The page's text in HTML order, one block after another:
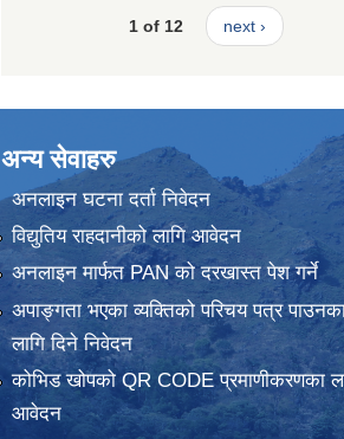
1 of 12 next ›
अन्य सेवाहरु
अनलाइन घटना दर्ता निवेदन
विद्युतिय राहदानीको लागि आवेदन
अनलाइन मार्फत PAN को दरखास्त पेश गर्ने
अपाङ्गता भएका व्यक्तिको परिचय पत्र
लागि दिने निवेदन
कोभिड खोपको QR CODE प्रमाणीकरणका
आवेदन